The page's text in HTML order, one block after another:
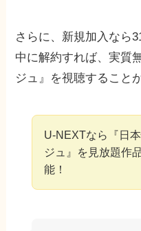
さらに、新規加入なら
中に解約すれば、実質
ジュ』を視聴すること
U-NEXTなら『日
ジュ』を見放題作
能！